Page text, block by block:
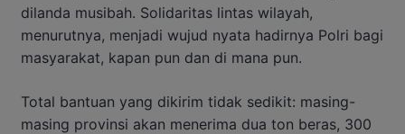
dilanda musibah. Solidaritas lintas wilayah,
menurutnya, menjadi wujud nyata hadirnya Polri bagi
masyarakat, kapan pun dan di mana pun.
Total bantuan yang dikirim tidak sedikit: masing-
masing provinsi akan menerima dua ton beras, 300